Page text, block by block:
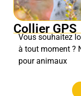
Collier GPS
Vous souhaitez
à tout moment ?
pour animaux